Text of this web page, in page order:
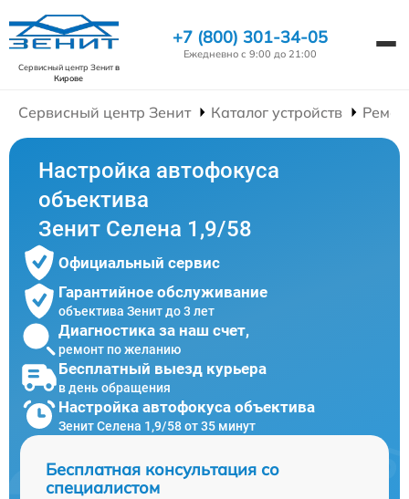
Сервисный центр Зенитв
Кирове
+7 (800) 301-34-05
Ежедневно с 9:00 до 21:00
Сервисный центр Зенит Каталог устройств
Настройка автофокуса
объектива
Зенит Селена 1,9/58
Официальный сервис
Гарантийное обслуживание
объектива Зенит до 3 лет
Диагностика за наш счет,
ремонт по желанию
Бесплатный выезд курьера
в день обращения
Настройка автофокуса объектива
Зенит Селена 1,9/58 от 35 минут
Бесплатная консультация со
специалистом